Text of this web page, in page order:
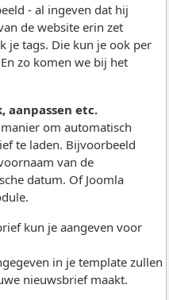
- al ingeven dat hij
de website erin zet
je tags. Die kun je ook per
zo komen we bij het
aanpassen etc.
om automatisch
te laden. Bijvoorbeeld
van de
datum. Of Joomla
kun je aangeven voor
in je template zullen
nieuwsbrief maakt.